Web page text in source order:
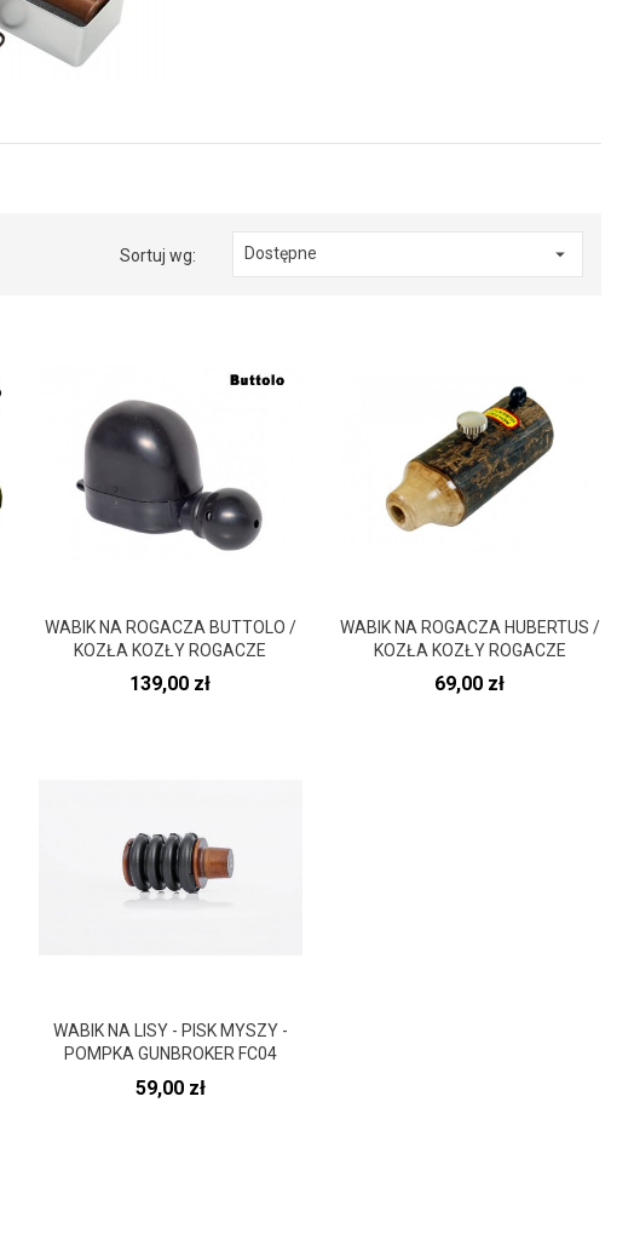
Sortuj wg: Dostępne 
WABIK NA ROGACZA BUTTOLO /
KOZŁA KOZŁY ROGACZE
Cena
139,00 zł
WABIK NA ROGACZA HUBERTUS /
KOZŁA KOZŁY ROGACZE
Cena
69,00 zł
WABIK NA LISY - PISK MYSZY -
POMPKA GUNBROKER FC04
Cena
59,00 zł